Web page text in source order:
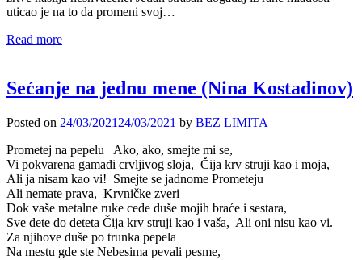
uticao je na to da promeni svoj…
Read more
Sećanje na jednu mene (Nina Kostadinov)
Posted on 24/03/2021 24/03/2021 by BEZ LIMITA
Prometej na pepelu Ako, ako, smejte mi se,
Vi pokvarena gamadi crvljivog sloja, Čija krv struji kao i moja,
Ali ja nisam kao vi! Smejte se jadnome Prometeju
Ali nemate prava, Krvničke zveri
Dok vaše metalne ruke cede duše mojih braće i sestara,
Sve dete do deteta Čija krv struji kao i vaša, Ali oni nisu kao vi.
Za njihove duše po trunka pepela
Na mestu gde ste Nebesima pevali pesme,